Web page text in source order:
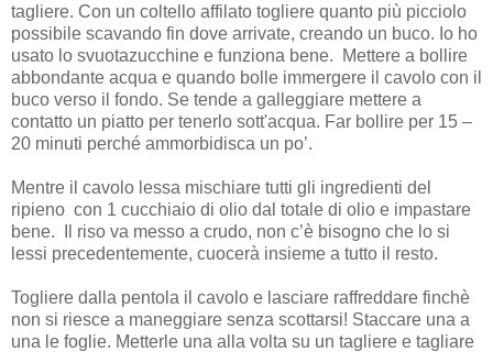
tagliere. Con un coltello affilato togliere quanto più picciolo
possibile scavando fin dove arrivate, creando un buco. Io ho
usato lo svuotazucchine e funziona bene. Mettere a bollire
abbondante acqua e quando bolle immergere il cavolo con il
buco verso il fondo. Se tende a galleggiare mettere a
contatto un piatto per tenerlo sott'acqua. Far bollire per 15 –
20 minuti perché ammorbidisca un po’.
Mentre il cavolo lessa mischiare tutti gli ingredienti del
ripieno con 1 cucchiaio di olio dal totale di olio e impastare
bene. Il riso va messo a crudo, non c’è bisogno che lo si
lessi precedentemente, cuocerà insieme a tutto il resto.
Togliere dalla pentola il cavolo e lasciare raffreddare finchè
non si riesce a maneggiare senza scottarsi! Staccare una a
una le foglie. Metterle una alla volta su un tagliere e tagliare